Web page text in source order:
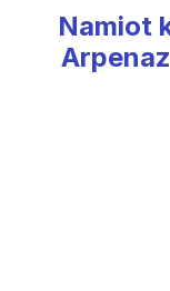
Namiot
Arpenaz